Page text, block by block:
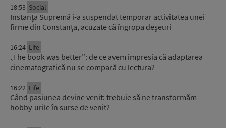
18:53 Social
Instanța Supremă i-a suspendat temporar activitatea unei
firme din Constanța, acuzate că îngropa deșeuri
16:24 Life
„The book was better”: de ce avem impresia că adaptarea
cinematografică nu se compară cu lectura?
16:22 Life
Când pasiunea devine venit: trebuie să ne transformăm
hobby-urile în surse de venit?